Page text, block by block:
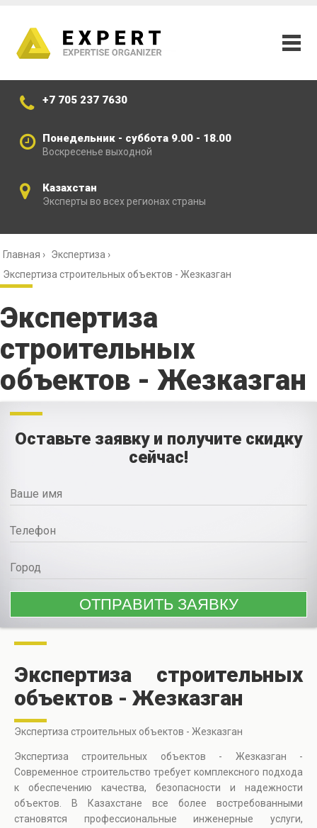
+7 705 237 7630
Понедельник - суббота 9.00 - 18.00
Воскресенье выходной
Казахстан
Эксперты во всех регионах страны
Главная › Экспертиза ›
Экспертиза строительных объектов - Жезказган
Экспертиза
строительных
объектов - Жезказган
Оставьте заявку и получите скидку
сейчас!
Экспертиза строительных
объектов - Жезказган
Экспертиза строительных объектов - Жезказган
Экспертиза строительных объектов - Жезказган -
Современное строительство требует комплексного подхода
к обеспечению качества, безопасности и надежности
объектов. В Казахстане все более востребованными
становятся профессиональные инженерные услуги,